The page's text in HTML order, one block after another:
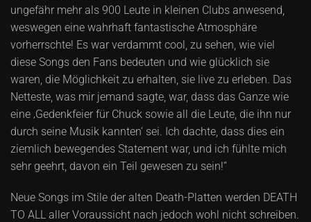
ungefähr mehr als 900 Leute in kleinen Clubs anwesend,
weswegen eine wahrhaft fantastische Atmosphäre
vorherrschte! Es war verdammt cool, zu sehen, wie viel
diese Songs den Fans bedeuten und wie glücklich sie
waren, die Möglichkeit zu erhalten, sie live zu erleben. Das
Netteste, was mir jemand sagte, war, dass das Ganze wie
eine ‚Gedenkfeier für Chuck sowie all die Leute, die ihn nur
durch seine Musik kannten‘ sei. Ich dachte, dass dies ein
ziemlich bewegendes Statement war, und ich fühlte mich
sehr geehrt, davon ein Teil gewesen zu sein!”
Neue Songs im Stile der alten Death-Platten werden DEATH
TO ALL aller Voraussicht nach jedoch wohl nicht schreiben.